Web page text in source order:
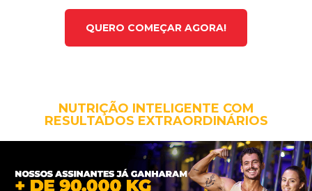
QUERO COMEÇAR AGORA!
NUTRIÇÃO INTELIGENTE COM
RESULTADOS EXTRAORDINÁRIOS